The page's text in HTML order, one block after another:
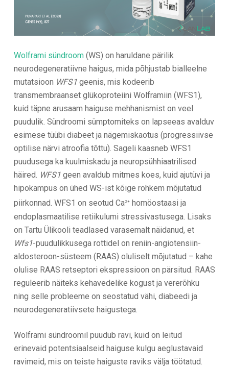
Wolframi sündroom(WS) on haruldane pärilik
neurodegeneratiivne haigus, mida põhjustab bialleelne
mutatsioon WFS1geenis, mis kodeerib
transmembraanset glükoproteiini Wolframiin (WFS1),
kuid täpne arusaam haiguse mehhanismist on veel
puudulik. Sündroomi sümptomiteks on lapseeas avalduv
esimese tüübi diabeet ja nägemiskaotus (progressiivse
optilise närvi atroofia tõttu). Sageli kaasneb WFS1
puudusega ka kuulmiskadu ja neuropsühhiaatrilised
häired. WFS1 geen avaldub mitmes koes, kuid ajutüvi ja
hipokampus on ühed WS-ist kõige rohkem mõjutatud
piirkonnad. WFS1 on seotud Ca2+homöostaasi ja
endoplasmaatilise retiikulumi stressivastusega. Lisaks
on Tartu Ülikooli teadlased varasemalt näidanud, et
Wfs1-puudulikkusega rottidel on reniin-angiotensiin-
aldosteroon-süsteem (RAAS) oluliselt mõjutatud – kahe
olulise RAAS retseptori ekspressioon on pärsitud. RAAS
reguleerib näiteks kehavedelike kogust ja vererõhku
ning selle probleeme on seostatud vähi, diabeedi ja
neurodegeneratiivsete haigustega.
Wolframi sündroomil puudub ravi, kuid on leitud
erinevaid potentsiaalseid haiguse kulgu aeglustavaid
ravimeid, mis on teiste haiguste raviks välja töötatud.